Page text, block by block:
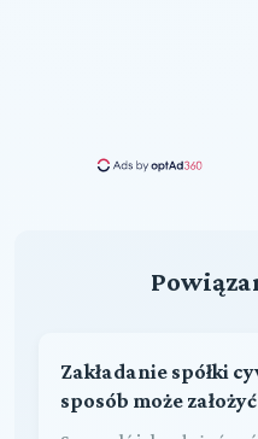
Zakładanie spółki
sposób może